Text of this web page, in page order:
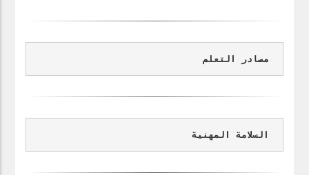
مصادر التعلم
السلامة المهنية